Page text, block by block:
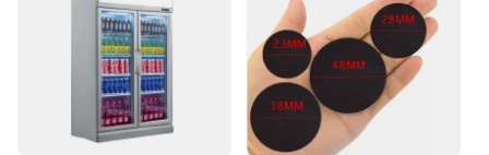
and environmentally conscious option for both
personal and professional use.